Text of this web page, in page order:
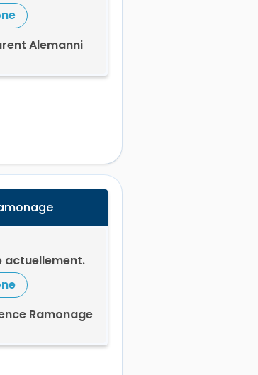
Alemanni
actuellement.
Ramonage